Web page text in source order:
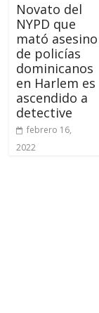
Novato del
NYPD que
mató asesino
de policías
dominicanos
en Harlem es
ascendido a
detective
febrero 16,
2022